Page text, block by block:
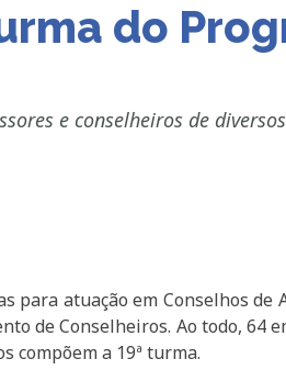
do
e conselheiros de
para atuação em Conselhos
de Conselheiros. Ao todo, 64
compõem a 19ª turma.